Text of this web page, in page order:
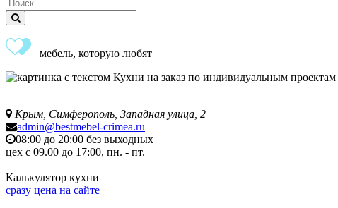
мебель, которую любят
Крым, Симферополь, Западная улица, 2
admin@bestmebel-crimea.ru
08:00 до 20:00 без выходных
цех с 09.00 до 17:00, пн. - пт.
Калькулятор кухни
сразу цена на сайте